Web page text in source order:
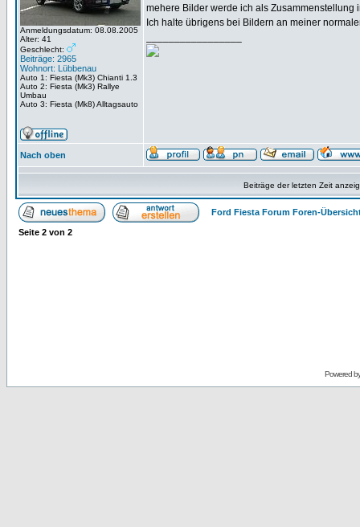
Anmeldungsdatum: 08.08.2005
Alter: 41
Geschlecht:
Beiträge: 2965
Wohnort: Lübbenau
Auto 1: Fiesta (Mk3) Chianti 1.3
Auto 2: Fiesta (Mk3) Rallye
Umbau
Auto 3: Fiesta (Mk8) Alltagsauto
mehere Bilder werde ich als
Ich halte übrigens bei Bildern an meiner
Nach oben
Beiträge der letzten Zeit
Ford Fiesta Forum Foren-
Seite 2 von 2
Powered